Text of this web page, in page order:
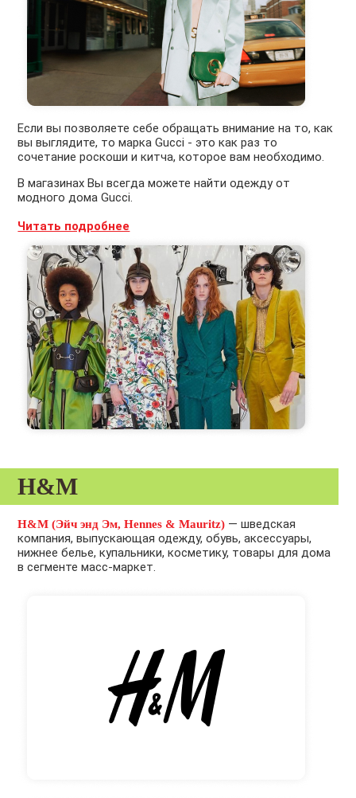
Если вы позволяете себе обращать внимание на то, как
вы выглядите, то марка Gucci - это как раз то
сочетание роскоши и китча, которое вам необходимо.
В магазинах Вы всегда можете найти одежду от
модного дома Gucci.
Читать подробнее
H&M
H&M (Эйч энд Эм, Hennes & Mauritz) — шведская
компания, выпускающая одежду, обувь, аксессуары,
нижнее белье, купальники, косметику, товары для дома
в сегменте масс-маркет.